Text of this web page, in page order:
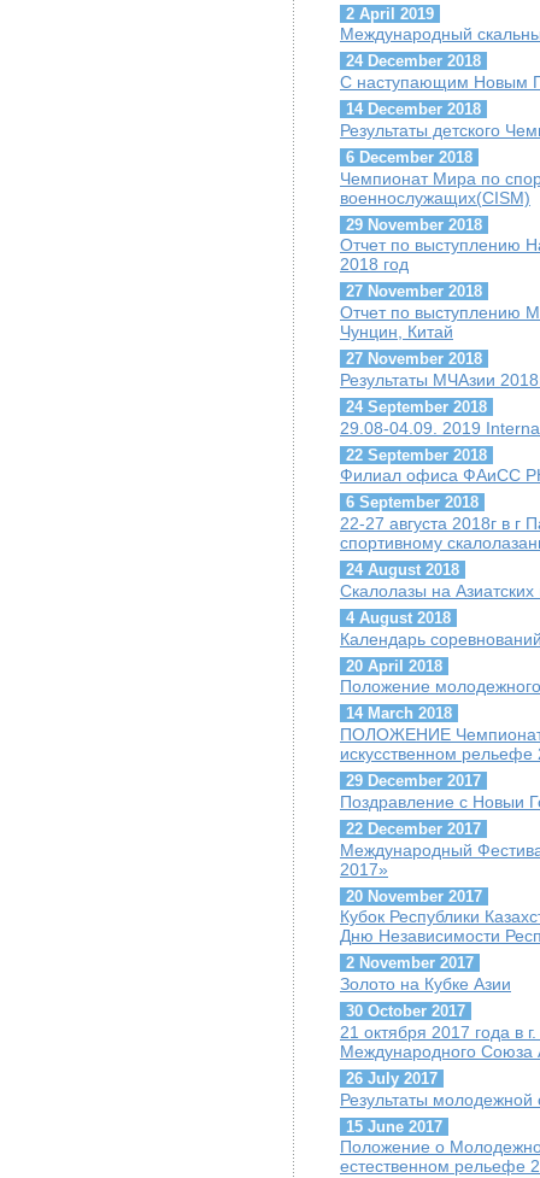
2 April 2019
Международный
24 December 2018
С наступающим Новым
14 December 2018
Результаты детского
6 December 2018
Чемпионат Мира по
военнослужащих(CISM)
29 November 2018
Отчет по выступлению
2018 год
27 November 2018
Отчет по выступлению
Чунцин, Китай
27 November 2018
Результаты МЧАзии
24 September 2018
29.08-04.09. 2019
22 September 2018
Филиал офиса ФАиСС
6 September 2018
22-27 августа 2018г в
спортивному
24 August 2018
Скалолазы на Азиатских
4 August 2018
Календарь
20 April 2018
Положение
14 March 2018
ПОЛОЖЕНИЕ
искусственном рельефе
29 December 2017
Поздравление с Новыи
22 December 2017
Международный
2017»
20 November 2017
Кубок Республики
Дню Независимости
2 November 2017
Золото на Кубке Азии
30 October 2017
21 октября 2017 года в
Международного Союза
26 July 2017
Результаты
15 June 2017
Положение о
естественном рельефе